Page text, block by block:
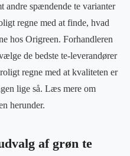
andre spændende te varianter
regne med at finde, hvad
hos Origreen. Forhandleren
de bedste te-leverandører
regne med at kvaliteten er
lige så. Læs mere om
herunder.
af grøn te